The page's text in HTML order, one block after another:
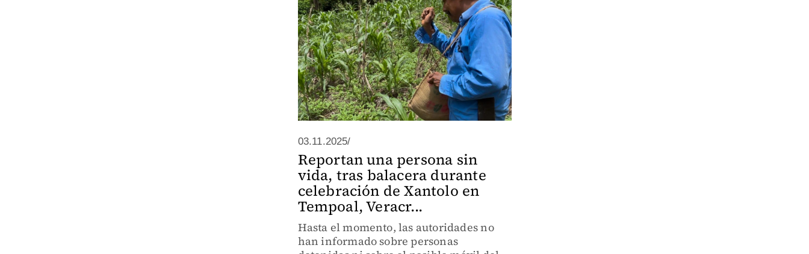
03.11.2025/
Reportan una persona sin
vida, tras balacera durante
celebración de Xantolo en
Tempoal, Veracr...
Hasta el momento, las autoridades no
han informado sobre personas